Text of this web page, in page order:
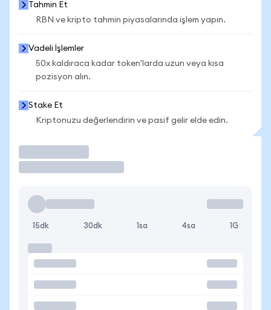
Tahmin Et
RBN ve kripto tahmin piyasalarında işlem yapın.
Vadeli İşlemler
50x kaldıraca kadar token'larda uzun veya kısa
pozisyon alın.
Stake Et
Kriptonuzu değerlendirin ve pasif gelir elde edin.
15dk 30dk 1sa 4sa 1G